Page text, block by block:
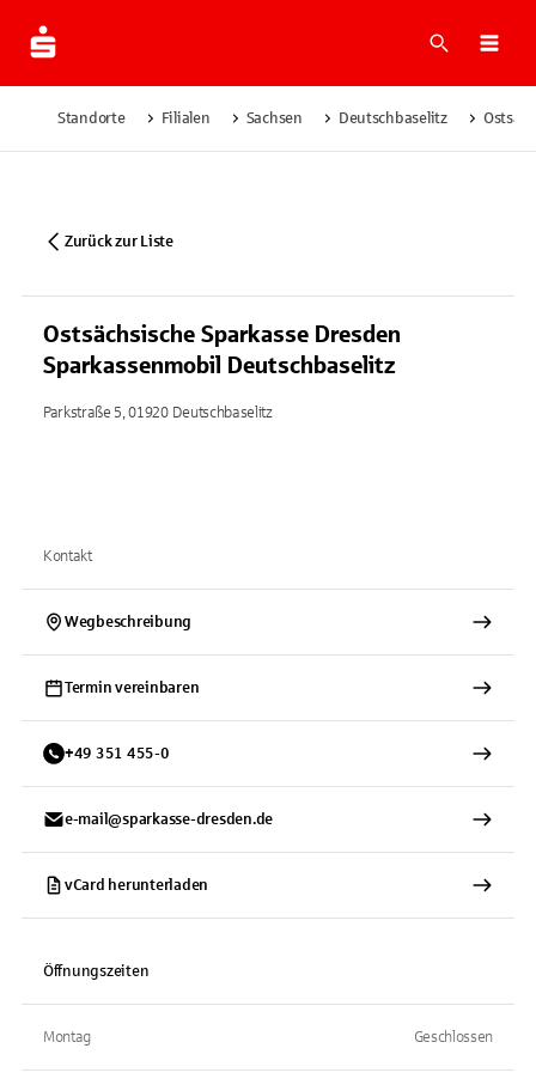
Suche
Standorte Filialen Sachsen Deutschbaselitz
Zurück zur Liste
Ostsächsische Sparkasse Dresden
Sparkassenmobil Deutschbaselitz
Parkstraße 5, 01920 Deutschbaselitz
Kontakt
Wegbeschreibung
Termin vereinbaren
+49 351 455-0
e-mail@sparkasse-dresden.de
vCard herunterladen
Öffnungszeiten
Montag Geschlossen